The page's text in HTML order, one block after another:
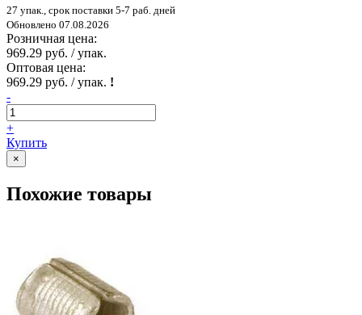
27 упак., срок поставки 5-7 раб. дней
Обновлено 07.08.2026
Розничная цена:
969.29 руб. / упак.
Оптовая цена:
969.29 руб. / упак. !
-
+
Купить
×
Похожие товары